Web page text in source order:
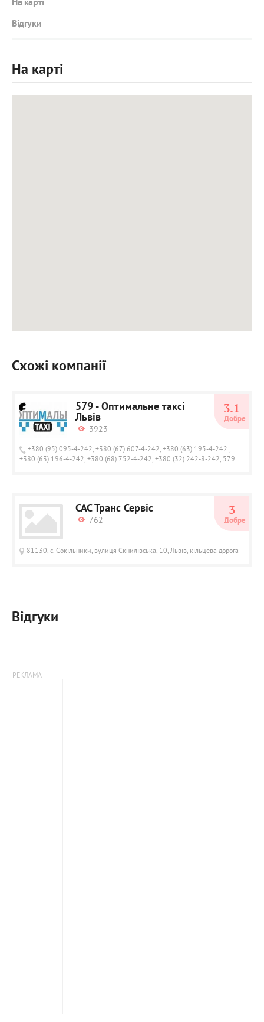
На карті
Відгуки
На карті
Схожі компанії
579 - Оптимальне таксі
Львів
3923
+380 (95) 095-4-242, +380 (67) 607-4-242, +380 (63) 195-4-242 ,
+380 (63) 196-4-242, +380 (68) 752-4-242, +380 (32) 242-8-242, 579
3.1
Добре
САС Транс Сервіс
762
81130, с. Сокільники, вулиця Скнилівська, 10, Львів, кільцева дорога
3
Добре
Відгуки